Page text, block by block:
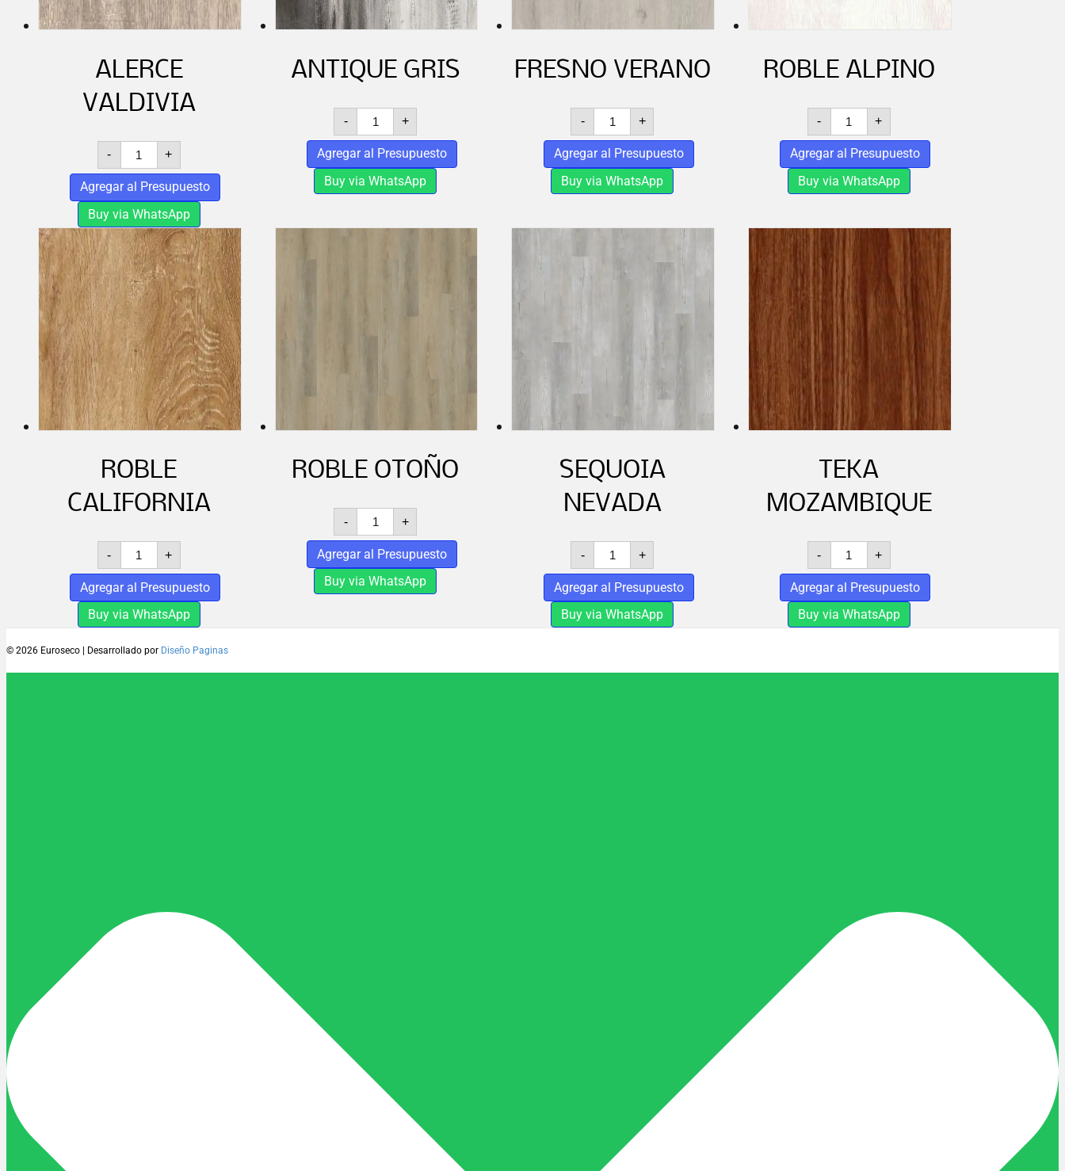
ALERCE
VALDIVIA
-
ALERCE
VALDIVIA
cantidad
+
Agregar al Presupuesto
Buy via WhatsApp
ANTIQUE GRIS
-
ANTIQUE
GRIS
cantidad
+
Agregar al Presupuesto
Buy via WhatsApp
FRESNO VERANO
-
FRESNO
VERANO
cantidad
+
Agregar al Presupuesto
Buy via WhatsApp
ROBLE ALPINO
-
ROBLE
ALPINO
cantidad
+
Agregar al Presupuesto
Buy via WhatsApp
ROBLE
CALIFORNIA
-
ROBLE
CALIFORNIA
cantidad
+
Agregar al Presupuesto
Buy via WhatsApp
ROBLE OTOÑO
-
ROBLE
OTOÑO
cantidad
+
Agregar al Presupuesto
Buy via WhatsApp
SEQUOIA
NEVADA
-
SEQUOIA
NEVADA
cantidad
+
Agregar al Presupuesto
Buy via WhatsApp
TEKA
MOZAMBIQUE
-
TEKA
MOZAMBIQUE
cantidad
+
Agregar al Presupuesto
Buy via WhatsApp
© 2026 Euroseco Desarrollado por Diseño Paginas